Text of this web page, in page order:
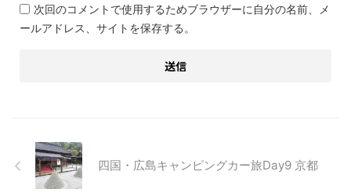
次回のコメントで使用するためブラウザーに自分の名前、メ
ールアドレス、サイトを保存する。
四国・広島キャンピングカー旅Day9 京都